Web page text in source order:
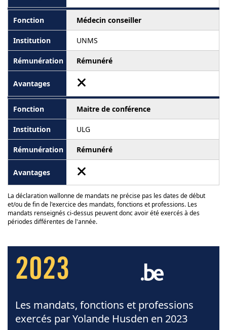
Médecin conseiller
UNMS
Rémunéré
Maitre de conférence
ULG
Rémunéré
La déclaration wallonne de mandats ne précise pas les dates de début
et/ou de fin de l'exercice des mandats, fonctions et professions. Les
mandats renseignés ci-dessus peuvent donc avoir été exercés à des
périodes différentes de l'année.
2023
Les mandats, fonctions et professions
exercés par Yolande Husden en 2023